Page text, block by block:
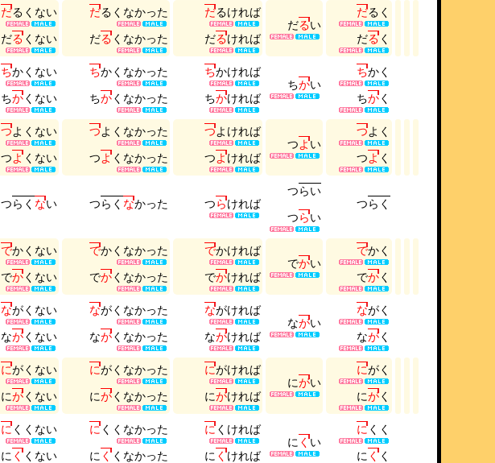
だる く ない
だるく ない
だる く なかった
だるく なかった
だるければ
だるければ
だるい
だる く
だるく
ちかく ない
ちかく ない
ちかく なかった
ちかく なかった
ちかければ
ちかければ
ちかい
ちかく
ちかく
つよ く ない
つよく ない
つよ く なかった
つよく なかった
つよ ければ
つよければ
つよい
つよ く
つよく
つら く ない つら く なかった つらければ
つらい
つらい
つら く
でかく ない
でかく ない
でかく なかった
でかく なかった
でかければ
でかければ
でかい
でかく
でかく
ながく ない
ながく ない
ながく なかった
ながく なかった
ながければ
ながければ
ながい
ながく
ながく
にがく ない
にがく ない
にがく なかった
にがく なかった
にがければ
にがければ
にがい
にがく
にがく
にく く ない
に くく ない
にく く なかった
に くく なかった
にく ければ
に くければ
に くい
にく く
に くく